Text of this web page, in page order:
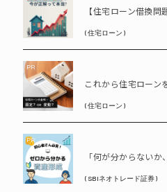
( 住宅ローン )
PR
( 住宅ローン )
PR
( SBIネオトレード証券 )